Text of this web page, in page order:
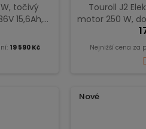
točivý
15,6Ah,
rychlostí -
19 590 Kč
Touroll J2
motor 250 W,
Nejnižší cena za
Nové